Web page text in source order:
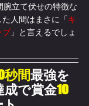
立て伏せの特徴な
人間はまさに「キ
プ」と言えるでしょ
秒間最強を
成で賞金10